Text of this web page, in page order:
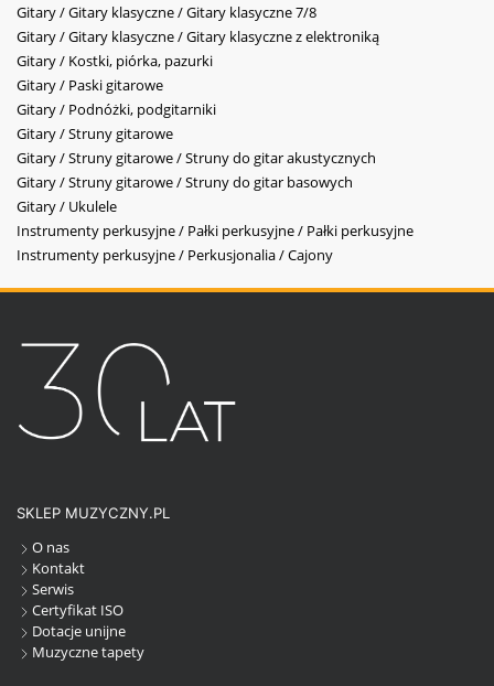
Gitary / Gitary klasyczne / Gitary klasyczne 7/8
Gitary / Gitary klasyczne / Gitary klasyczne z elektroniką
Gitary / Kostki, piórka, pazurki
Gitary / Paski gitarowe
Gitary / Podnóżki, podgitarniki
Gitary / Struny gitarowe
Gitary / Struny gitarowe / Struny do gitar akustycznych
Gitary / Struny gitarowe / Struny do gitar basowych
Gitary / Ukulele
Instrumenty perkusyjne / Pałki perkusyjne / Pałki perkusyjne
Instrumenty perkusyjne / Perkusjonalia / Cajony
SKLEP MUZYCZNY.PL
O nas
Kontakt
Serwis
Certyfikat ISO
Dotacje unijne
Muzyczne tapety